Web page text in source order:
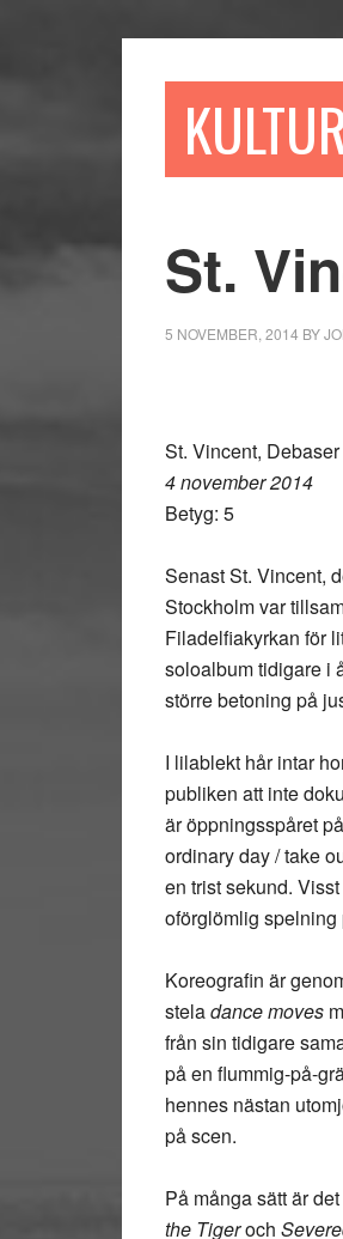
St.
5 NOVEMBER, 2014 BY
St. Vincent,
4 november 2014
Betyg: 5
Senast St. Vincent,
Stockholm var
Filadelfiakyrkan för
soloalbum tidigare i
större betoning på
I lilablekt hår intar
publiken att inte
är öppningsspåret
ordinary day / take
en trist sekund.
oförglömlig spelning
Koreografin är
steladance moves
från sin tidigare
på en flummig-på-
hennes nästan
på scen.
På många sätt är
the Tigeroch